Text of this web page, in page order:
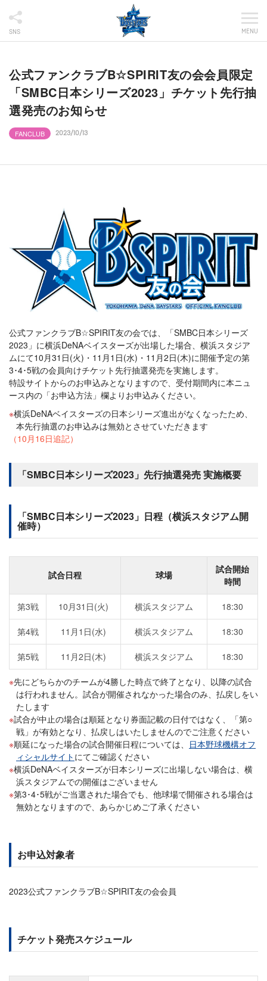
SNS MENU
公式ファンクラブB☆SPIRIT友の会会員限定
「SMBC日本シリーズ2023」チケット先行抽
選発売のお知らせ
FANCLUB 2023/10/13
公式ファンクラブB☆SPIRIT友の会では、「SMBC日本シリーズ
2023」に横浜DeNAベイスターズが出場した場合、横浜スタジア
ムにて10月31日(火)・11月1日(水)・11月2日(木)に開催予定の第
3･4･5戦の会員向けチケット先行抽選発売を実施します。
特設サイトからのお申込みとなりますので、受付期間内に本ニュ
ース内の「お申込方法」欄よりお申込みください。
横浜DeNAベイスターズの日本シリーズ進出がなくなったため、
本先行抽選のお申込みは無効とさせていただきます
（10月16日追記）
「SMBC日本シリーズ2023」先行抽選発売 実施概要
「SMBC日本シリーズ2023」日程（横浜スタジアム開
催時）
試合日程 球場
試合開始
時間
第3戦 10月31日(火) 横浜スタジアム 18:30
第4戦 11月1日(水) 横浜スタジアム 18:30
第5戦 11月2日(木) 横浜スタジアム 18:30
先にどちらかのチームが4勝した時点で終了となり、以降の試合
は行われません。試合が開催されなかった場合のみ、払戻しをい
たします
試合が中止の場合は順延となり券面記載の日付ではなく、「第○
戦」が有効となり、払戻しはいたしませんのでご注意ください
順延になった場合の試合開催日程については、 日本野球機構オフ
ィシャルサイト にてご確認ください
横浜DeNAベイスターズが日本シリーズに出場しない場合は、横
浜スタジアムでの開催はございません
第3･4･5戦がご当選された場合でも、他球場で開催される場合は
無効となりますので、あらかじめご了承ください
お申込対象者
2023公式ファンクラブB☆SPIRIT友の会会員
チケット発売スケジュール